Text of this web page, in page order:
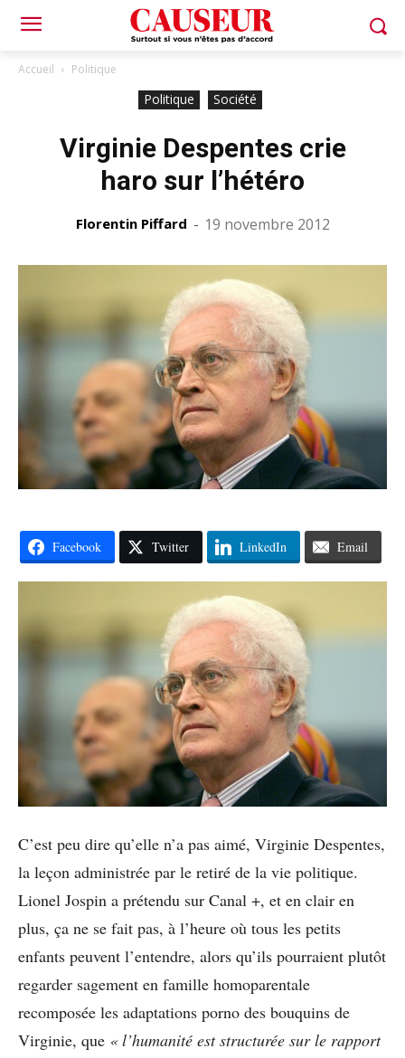
Accueil Politique
Politique Société
Virginie Despentes crie
haro sur l’hétéro
Florentin Piffard - 19 novembre 2012
Facebook Twitter LinkedIn Email
C’est peu dire qu’elle n’a pas aimé, Virginie Despentes,
la leçon administrée par le retiré de la vie politique.
Lionel Jospin a prétendu sur Canal +, et en clair en
plus, ça ne se fait pas, à l’heure où tous les petits
enfants peuvent l’entendre, alors qu’ils pourraient plutôt
regarder sagement en famille homoparentale
recomposée les adaptations porno des bouquins de
Virginie, que « l’humanité est structurée sur le rapport